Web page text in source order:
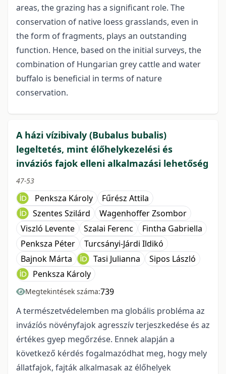
areas, the grazing has a significant role. The
conservation of native loess grasslands, even in
the form of fragments, plays an outstanding
function. Hence, based on the initial surveys, the
combination of Hungarian grey cattle and water
buffalo is beneficial in terms of nature
conservation.
A házi vízibivaly (Bubalus bubalis)
legeltetés, mint élőhelykezelési és
inváziós fajok elleni alkalmazási lehetőség
47-53
Penksza Károly
Fűrész Attila
Szentes Szilárd
Wagenhoffer Zsombor
Viszló Levente
Szalai Ferenc
Fintha Gabriella
Penksza Péter
Turcsányi-Járdi Ildikó
Bajnok Márta
Tasi Julianna
Sipos László
Penksza Károly
Megtekintések száma:739
A természetvédelemben ma globális probléma az
invázíós növényfajok agresszív terjeszkedése és az
értékes gyep megőrzése. Ennek alapján a
következő kérdés fogalmazódhat meg, hogy mely
állatfajok, fajták alkalmasak az élőhelyek